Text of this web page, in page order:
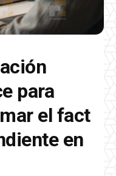
para
el fact
en